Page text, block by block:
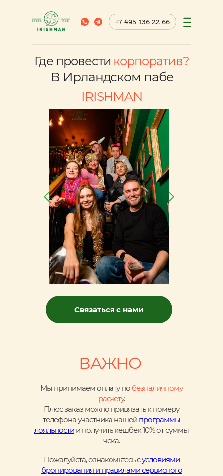
+7 495 136 22 66
Где провести корпоратив?
Связаться с нами
В Ирландском пабе
IRISHMAN
ВАЖНО
Мы принимаем оплату по безналичному
расчету.
Плюс заказ можно привязать к номеру
телефона участника нашей программы
лояльности и получить кешбек 10% от суммы
чека.
Пожалуйста, ознакомьтесь сусловиями
бронирования и правилами сервисного